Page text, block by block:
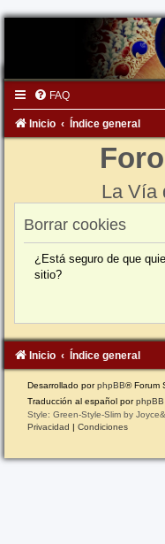
FAQ
Inicio Índice general
La Vía
Borrar cookies
¿Está seguro de que
sitio?
Inicio Índice general
Desarrollado porphpBB® Forum
Traducción al español por
Style: Green-Style-Slim by
Privacidad | Condiciones